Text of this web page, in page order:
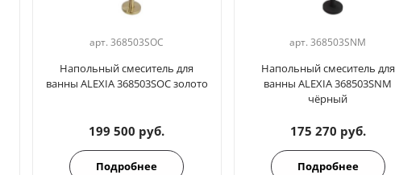
арт.368503SOC
Напольный смеситель для
ванны ALEXIA 368503SOC золото
199 500 руб.
Подробнее
арт.368503SNM
Напольный смеситель для
ванны ALEXIA 368503SNM
чёрный
175 270 руб.
Подробнее